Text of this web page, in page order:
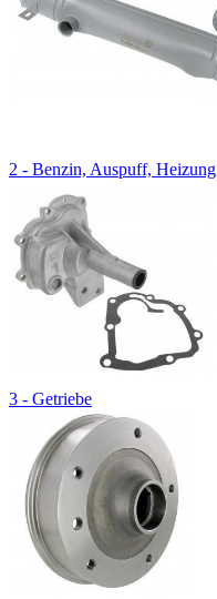
2 - Benzin, Auspuff, Heizung
3 - Getriebe